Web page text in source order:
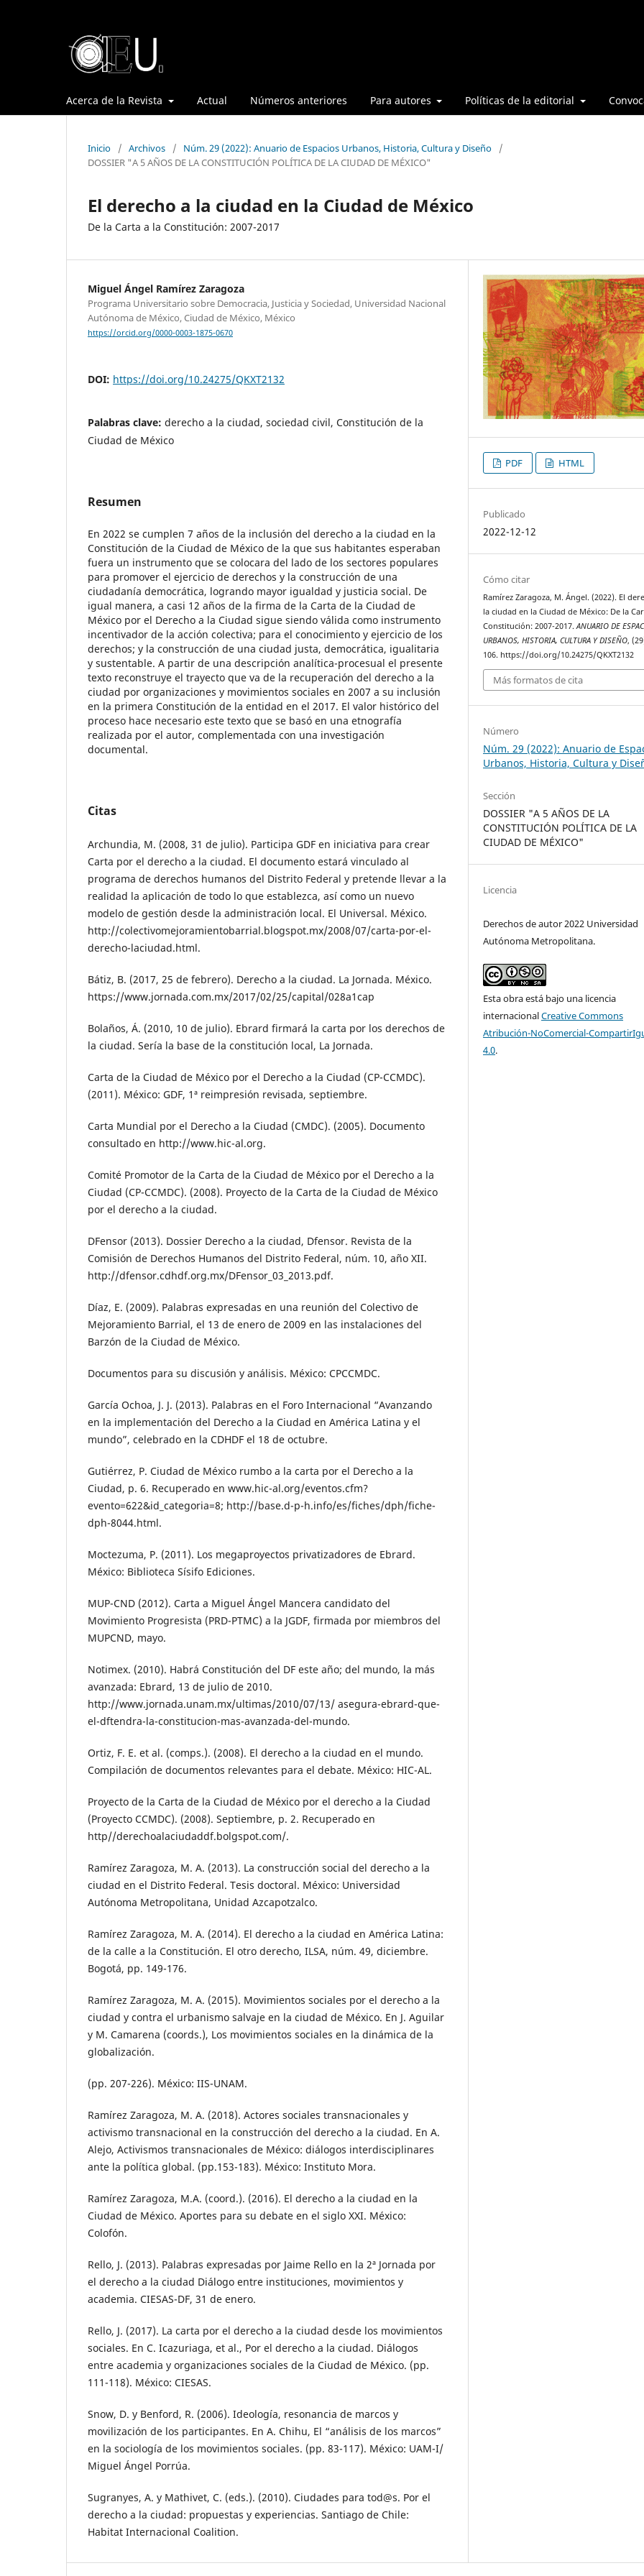
Acerca de la Revista Actual Números anteriores Para autores Políticas de la editorial
Inicio / Archivos / Núm. 29 (2022): Anuario de Espacios Urbanos, Historia, Cultura y Diseño
/
DOSSIER "A 5 AÑOS DE LA CONSTITUCIÓN POLÍTICA DE LA CIUDAD DE MÉXICO"
El derecho a la ciudad en la Ciudad de México
De la Carta a la Constitución: 2007-2017
Miguel Ángel Ramírez Zaragoza
Programa Universitario sobre Democracia, Justicia y Sociedad, Universidad Nacional
Autónoma de México, Ciudad de México, México
https://orcid.org/0000-0003-1875-0670
DOI: https://doi.org/10.24275/QKXT2132
Palabras clave: derecho a la ciudad, sociedad civil, Constitución de la
Ciudad de México
Resumen
En 2022 se cumplen 7 años de la inclusión del derecho a la ciudad en la
Constitución de la Ciudad de México de la que sus habitantes esperaban
fuera un instrumento que se colocara del lado de los sectores populares
para promover el ejercicio de derechos y la construcción de una
ciudadanía democrática, logrando mayor igualdad y justicia social. De
igual manera, a casi 12 años de la firma de la Carta de la Ciudad de
México por el Derecho a la Ciudad sigue siendo válida como instrumento
incentivador de la acción colectiva; para el conocimiento y ejercicio de los
derechos; y la construcción de una ciudad justa, democrática, igualitaria
y sustentable. A partir de una descripción analítica-procesual el presente
texto reconstruye el trayecto que va de la recuperación del derecho a la
ciudad por organizaciones y movimientos sociales en 2007 a su inclusión
en la primera Constitución de la entidad en el 2017. El valor histórico del
proceso hace necesario este texto que se basó en una etnografía
realizada por el autor, complementada con una investigación
documental.
Citas
Archundia, M. (2008, 31 de julio). Participa GDF en iniciativa para crear
Carta por el derecho a la ciudad. El documento estará vinculado al
programa de derechos humanos del Distrito Federal y pretende llevar a la
realidad la aplicación de todo lo que establezca, así como un nuevo
modelo de gestión desde la administración local. El Universal. México.
http://colectivomejoramientobarrial.blogspot.mx/2008/07/carta-por-el-
derecho-laciudad.html.
Bátiz, B. (2017, 25 de febrero). Derecho a la ciudad. La Jornada. México.
https://www.jornada.com.mx/2017/02/25/capital/028a1cap
Bolaños, Á. (2010, 10 de julio). Ebrard firmará la carta por los derechos de
la ciudad. Sería la base de la constitución local, La Jornada.
Carta de la Ciudad de México por el Derecho a la Ciudad (CP-CCMDC).
(2011). México: GDF, 1ª reimpresión revisada, septiembre.
Carta Mundial por el Derecho a la Ciudad (CMDC). (2005). Documento
consultado en http://www.hic-al.org.
Comité Promotor de la Carta de la Ciudad de México por el Derecho a la
Ciudad (CP-CCMDC). (2008). Proyecto de la Carta de la Ciudad de México
por el derecho a la ciudad.
DFensor (2013). Dossier Derecho a la ciudad, Dfensor. Revista de la
Comisión de Derechos Humanos del Distrito Federal, núm. 10, año XII.
http://dfensor.cdhdf.org.mx/DFensor_03_2013.pdf.
Díaz, E. (2009). Palabras expresadas en una reunión del Colectivo de
Mejoramiento Barrial, el 13 de enero de 2009 en las instalaciones del
Barzón de la Ciudad de México.
Documentos para su discusión y análisis. México: CPCCMDC.
García Ochoa, J. J. (2013). Palabras en el Foro Internacional “Avanzando
en la implementación del Derecho a la Ciudad en América Latina y el
mundo”, celebrado en la CDHDF el 18 de octubre.
Gutiérrez, P. Ciudad de México rumbo a la carta por el Derecho a la
Ciudad, p. 6. Recuperado en www.hic-al.org/eventos.cfm?
evento=622&id_categoria=8; http://base.d-p-h.info/es/fiches/dph/fiche-
dph-8044.html.
Moctezuma, P. (2011). Los megaproyectos privatizadores de Ebrard.
México: Biblioteca Sísifo Ediciones.
MUP-CND (2012). Carta a Miguel Ángel Mancera candidato del
Movimiento Progresista (PRD-PTMC) a la JGDF, firmada por miembros del
MUPCND, mayo.
Notimex. (2010). Habrá Constitución del DF este año; del mundo, la más
avanzada: Ebrard, 13 de julio de 2010.
http://www.jornada.unam.mx/ultimas/2010/07/13/ asegura-ebrard-que-
el-dftendra-la-constitucion-mas-avanzada-del-mundo.
Ortiz, F. E. et al. (comps.). (2008). El derecho a la ciudad en el mundo.
Compilación de documentos relevantes para el debate. México: HIC-AL.
Proyecto de la Carta de la Ciudad de México por el derecho a la Ciudad
(Proyecto CCMDC). (2008). Septiembre, p. 2. Recuperado en
http//derechoalaciudaddf.bolgspot.com/.
Ramírez Zaragoza, M. A. (2013). La construcción social del derecho a la
ciudad en el Distrito Federal. Tesis doctoral. México: Universidad
Autónoma Metropolitana, Unidad Azcapotzalco.
Ramírez Zaragoza, M. A. (2014). El derecho a la ciudad en América Latina:
de la calle a la Constitución. El otro derecho, ILSA, núm. 49, diciembre.
Bogotá, pp. 149-176.
Ramírez Zaragoza, M. A. (2015). Movimientos sociales por el derecho a la
ciudad y contra el urbanismo salvaje en la ciudad de México. En J. Aguilar
y M. Camarena (coords.), Los movimientos sociales en la dinámica de la
globalización.
(pp. 207-226). México: IIS-UNAM.
Ramírez Zaragoza, M. A. (2018). Actores sociales transnacionales y
activismo transnacional en la construcción del derecho a la ciudad. En A.
Alejo, Activismos transnacionales de México: diálogos interdisciplinares
ante la política global. (pp.153-183). México: Instituto Mora.
Ramírez Zaragoza, M.A. (coord.). (2016). El derecho a la ciudad en la
Ciudad de México. Aportes para su debate en el siglo XXI. México:
Colofón.
Rello, J. (2013). Palabras expresadas por Jaime Rello en la 2ª Jornada por
el derecho a la ciudad Diálogo entre instituciones, movimientos y
academia. CIESAS-DF, 31 de enero.
Rello, J. (2017). La carta por el derecho a la ciudad desde los movimientos
sociales. En C. Icazuriaga, et al., Por el derecho a la ciudad. Diálogos
entre academia y organizaciones sociales de la Ciudad de México. (pp.
111-118). México: CIESAS.
Snow, D. y Benford, R. (2006). Ideología, resonancia de marcos y
movilización de los participantes. En A. Chihu, El “análisis de los marcos”
en la sociología de los movimientos sociales. (pp. 83-117). México: UAM-I/
Miguel Ángel Porrúa.
Sugranyes, A. y Mathivet, C. (eds.). (2010). Ciudades para tod@s. Por el
derecho a la ciudad: propuestas y experiencias. Santiago de Chile:
Habitat Internacional Coalition.
PDF HTML
Publicado
2022-12-12
Cómo citar
Ramírez Zaragoza, M. Ángel. (2022). El
la ciudad en la Ciudad de México: De la
Constitución: 2007-2017.ANUARIO DE
URBANOS, HISTORIA, CULTURA Y DISEÑO,
106. https://doi.org/10.24275/QKXT2132
Más formatos de cita
Número
Núm. 29 (2022): Anuario de
Urbanos, Historia, Cultura y
Sección
DOSSIER "A 5 AÑOS DE LA
CONSTITUCIÓN POLÍTICA DE LA
CIUDAD DE MÉXICO"
Licencia
Derechos de autor 2022 Universidad
Autónoma Metropolitana.
Esta obra está bajo una licencia
internacionalCreative Commons
Atribución-NoComercial-
4.0.